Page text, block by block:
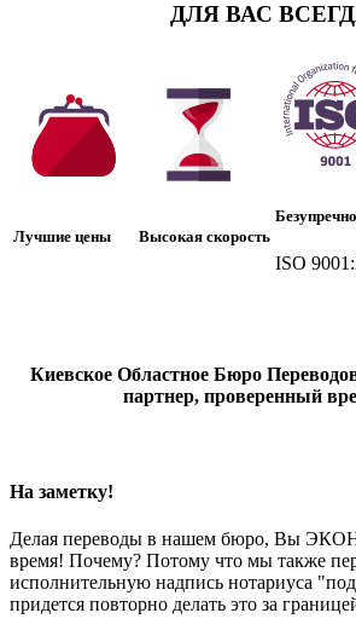
ДЛЯ ВАС
Лучшие цены Высокая скорость
ISO
Киевское Областное Бюро
партнер, проверенный
На заметку!
Делая переводы в нашем бюро, Вы
время! Почему? Потому что мы также
исполнительную надпись нотариуса
придется повторно делать это за